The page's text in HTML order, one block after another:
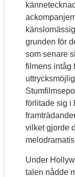
grunden för
som senare
filmens intåg
förlitade sig i
vilket gjorde
Under
talen nådde